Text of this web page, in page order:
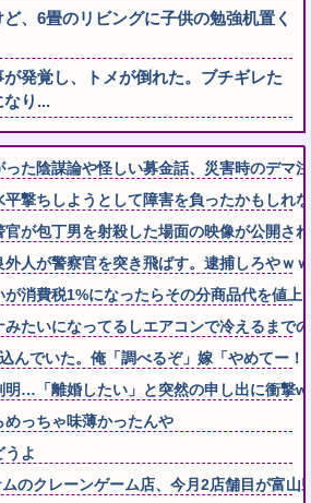
、6畳のリビングに子供の勉強机置く
発覚し、トメが倒れた。ブチギレた
なり...
った陰謀論や怪しい募金話、災害時のデマ
平撃ちしようとして障害を負ったかもしれ
官が包丁男を射殺した場面の映像が公開さ
外人が警察官を突き飛ばす。逮捕しろやｗ
消費税1%になったらその分商品代を値上
たいになってるしエアコンで冷えるまで
んでいた。俺「調べるぞ」嫁「やめて
明…「離婚したい」と突然の申し出に衝撃
っちゃ味薄かったんや
うよ
ムのクレーンゲーム店、今月2店舗目が富山